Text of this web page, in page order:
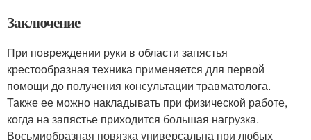
Заключение
При повреждении руки в области запястья
крестообразная техника применяется для первой
помощи до получения консультации травматолога.
Также ее можно накладывать при физической работе,
когда на запястье приходится большая нагрузка.
Восьмиобразная повязка универсальна при любых